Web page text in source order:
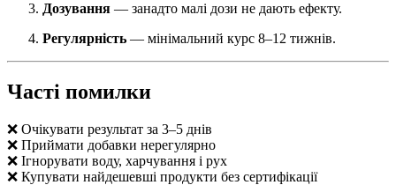
Дозування — занадто малі дози не дають ефекту.
Регулярність — мінімальний курс 8–12 тижнів.
Часті помилки
❌ Очікувати результат за 3–5 днів
❌ Приймати добавки нерегулярно
❌ Ігнорувати воду, харчування і рух
❌ Купувати найдешевші продукти без сертифікації